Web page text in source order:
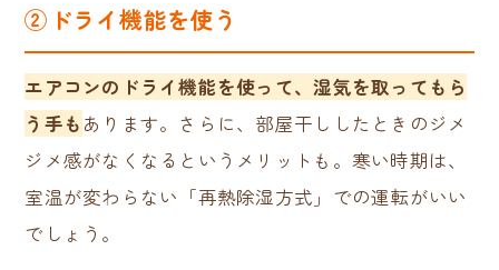
② ドライ機能を使う
エアコンのドライ機能を使って、湿気を取ってもら
う手も あります。さらに、部屋干ししたときのジメ
ジメ感がなくなるというメリットも。寒い時期は、
室温が変わらない「再熱除湿方式」での運転がいい
でしょう。